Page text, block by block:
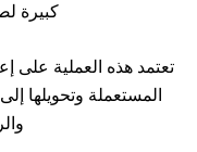
كبيرة
تعتمد هذه العملية على
المستعملة وتحويلها